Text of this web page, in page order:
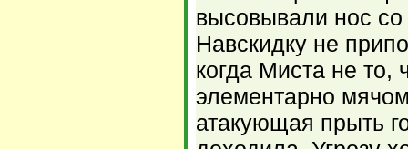
высовывали нос
Навскидку не
когда Миста не то,
элементарно
атакующая прыть